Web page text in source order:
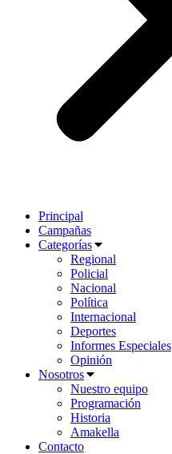
Principal
Campañas
Categorías
Regional
Policial
Nacional
Política
Internacional
Deportes
Informes Especiales
Opinión
Nosotros
Nuestro equipo
Programación
Historia
Amakella
Contacto